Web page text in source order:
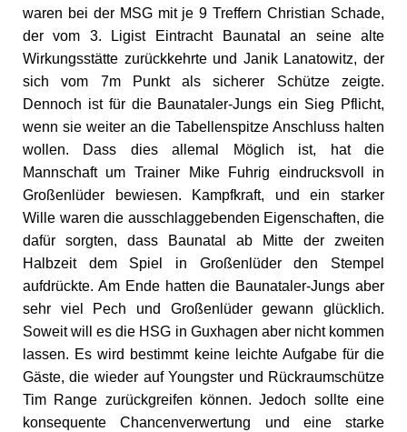
waren bei der MSG mit je 9 Treffern Christian Schade,
der vom 3. Ligist Eintracht Baunatal an seine alte
Wirkungsstätte zurückkehrte und Janik Lanatowitz, der
sich vom 7m Punkt als sicherer Schütze zeigte.
Dennoch ist für die Baunataler-Jungs ein Sieg Pflicht,
wenn sie weiter an die Tabellenspitze Anschluss halten
wollen. Dass dies allemal Möglich ist, hat die
Mannschaft um Trainer Mike Fuhrig eindrucksvoll in
Großenlüder bewiesen. Kampfkraft, und ein starker
Wille waren die ausschlaggebenden Eigenschaften, die
dafür sorgten, dass Baunatal ab Mitte der zweiten
Halbzeit dem Spiel in Großenlüder den Stempel
aufdrückte. Am Ende hatten die Baunataler-Jungs aber
sehr viel Pech und Großenlüder gewann glücklich.
Soweit will es die HSG in Guxhagen aber nicht kommen
lassen. Es wird bestimmt keine leichte Aufgabe für die
Gäste, die wieder auf Youngster und Rückraumschütze
Tim Range zurückgreifen können. Jedoch sollte eine
konsequente Chancenverwertung und eine starke